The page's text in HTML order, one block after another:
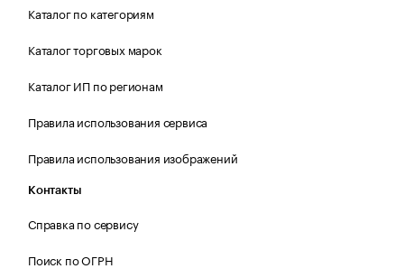
Каталог по категориям
Каталог торговых марок
Каталог ИП по регионам
Правила использования сервиса
Правила использования изображений
Контакты
Справка по сервису
Поиск по ОГРН